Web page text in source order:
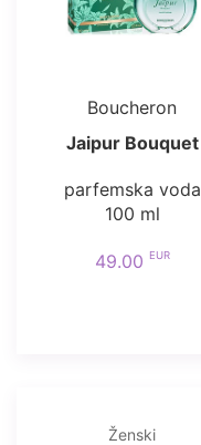
Boucheron
Jaipur Bouquet
parfemska voda
100 ml
49.00 EUR
Ženski